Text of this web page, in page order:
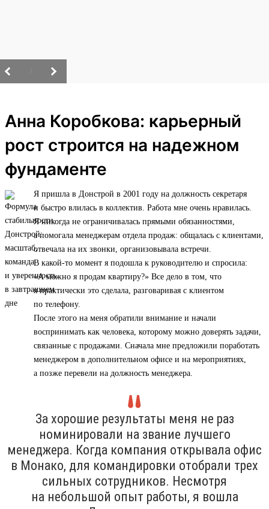
Анна Коробкова: карьерный
рост строится на надежном
фундаменте
Я пришла в Донстрой в 2001 году на должность секретаря
и быстро влилась в коллектив. Работа мне очень нравилась.
Я никогда не ограничивалась прямыми обязанностями,
а помогала менеджерам отдела продаж: общалась с клиентами,
отвечала на их звонки, организовывала встречи.
В какой-то момент я подошла к руководителю и спросила:
«А можно я продам квартиру?» Все дело в том, что
я практически это сделала, разговаривая с клиентом
по телефону.
После этого на меня обратили внимание и начали
воспринимать как человека, которому можно доверять задачи,
связанные с продажами. Сначала мне предложили поработать
менеджером в дополнительном офисе и на мероприятиях,
а позже перевели на должность менеджера.
За хорошие результаты меня не раз
номинировали на звание лучшего
менеджера. Когда компания открывала офис
в Монако, для командировки отобрали трех
сильных сотрудников. Несмотря
на небольшой опыт работы, я вошла